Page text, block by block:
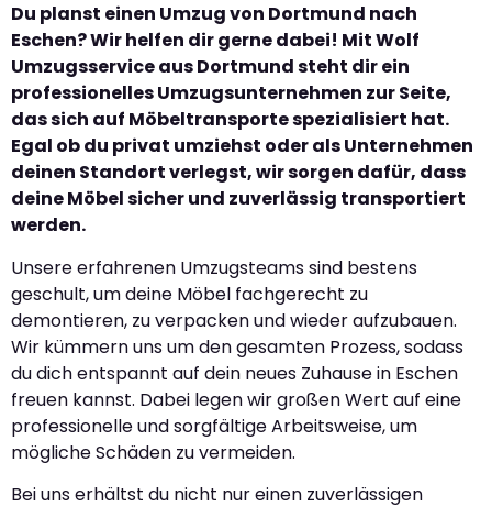
Du planst einen Umzug von Dortmund nach
Eschen? Wir helfen dir gerne dabei! Mit Wolf
Umzugsservice aus Dortmund steht dir ein
professionelles Umzugsunternehmen zur Seite,
das sich auf Möbeltransporte spezialisiert hat.
Egal ob du privat umziehst oder als Unternehmen
deinen Standort verlegst, wir sorgen dafür, dass
deine Möbel sicher und zuverlässig transportiert
werden.
Unsere erfahrenen Umzugsteams sind bestens
geschult, um deine Möbel fachgerecht zu
demontieren, zu verpacken und wieder aufzubauen.
Wir kümmern uns um den gesamten Prozess, sodass
du dich entspannt auf dein neues Zuhause in Eschen
freuen kannst. Dabei legen wir großen Wert auf eine
professionelle und sorgfältige Arbeitsweise, um
mögliche Schäden zu vermeiden.
Bei uns erhältst du nicht nur einen zuverlässigen